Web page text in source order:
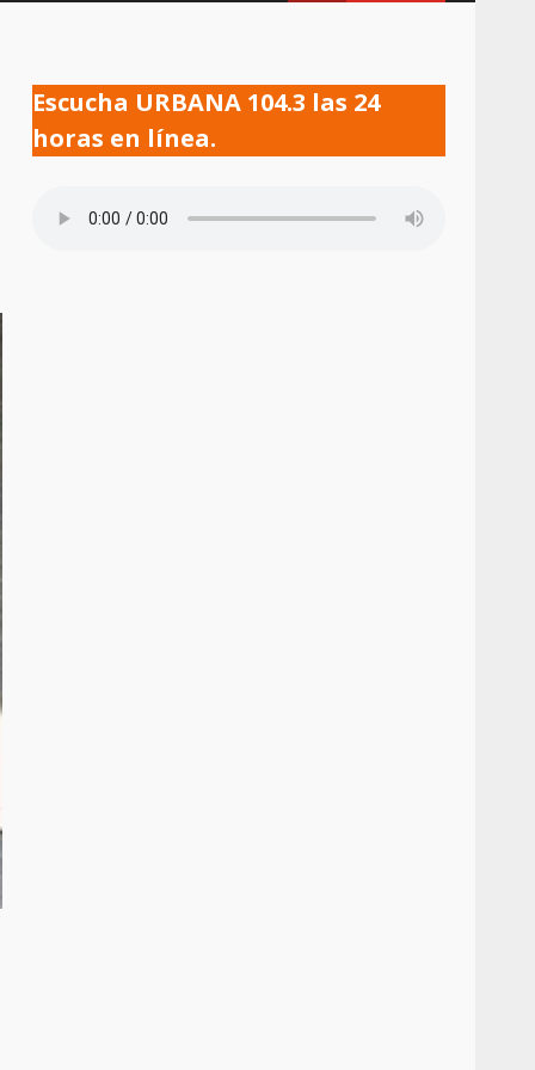
Escucha URBANA 104.3 las 24
horas en línea.